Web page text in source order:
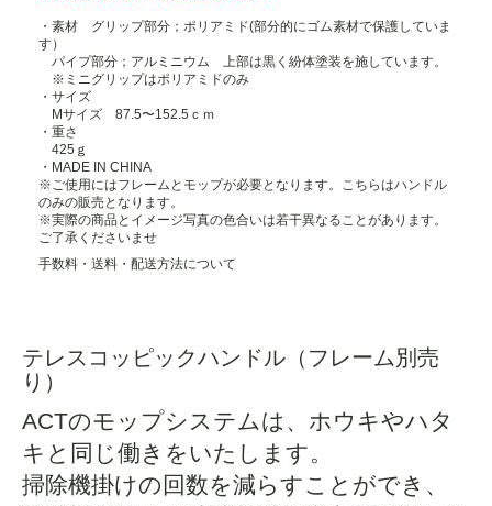
・素材 グリップ部分；ポリアミド(部分的にゴム素材で保護していま
す）
パイプ部分；アルミニウム 上部は黒く紛体塗装を施しています。
※ミニグリップはポリアミドのみ
・サイズ
Mサイズ 87.5〜152.5ｃｍ
・重さ
425ｇ
・MADE IN CHINA
※ご使用にはフレームとモップが必要となります。こちらはハンドル
のみの販売となります。
※実際の商品とイメージ写真の色合いは若干異なることがあります。
ご了承くださいませ
手数料・送料・配送方法について
テレスコッピックハンドル（フレーム別売
り）
ACTのモップシステムは、ホウキやハタ
キと同じ働きをいたします。
掃除機掛けの回数を減らすことができ、